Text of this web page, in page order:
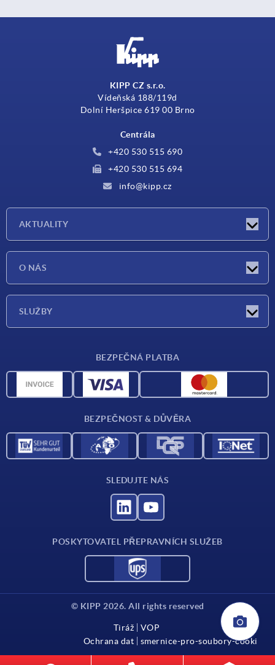
KIPP CZ s.r.o.
Vídeňská 188/119d
Dolní Heršpice 619 00 Brno
Centrála
+420 530 515 690
+420 530 515 694
info@kipp.cz
AKTUALITY
O NÁS
SLUŽBY
CAD data
BEZPEČNÁ PLATBA
BEZPEČNOST & DŮVĚRA
SLEDUJTE NÁS
POSKYTOVATEL PŘEPRAVNÍCH SLUŽEB
© KIPP 2026. All rights reserved
Tiráž
VOP
Ochrana dat
smernice-pro-soubory-cooki